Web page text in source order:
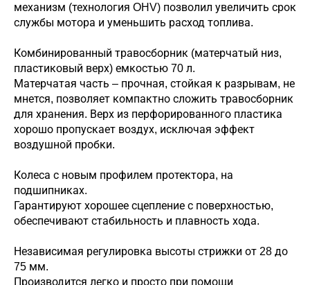
механизм (технология OHV) позволил увеличить срок
службы мотора и уменьшить расход топлива.
Комбинированный травосборник (матерчатый низ,
пластиковый верх) емкостью 70 л.
Матерчатая часть – прочная, стойкая к разрывам, не
мнется, позволяет компактно сложить травосборник
для хранения. Верх из перфорированного пластика
хорошо пропускает воздух, исключая эффект
воздушной пробки.
Колеса с новым профилем протектора, на
подшипниках.
Гарантируют хорошее сцепление с поверхностью,
обеспечивают стабильность и плавность хода.
Независимая регулировка высоты стрижки от 28 до
75 мм.
Производится легко и просто при помощи